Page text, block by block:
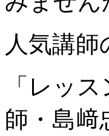
人気講
「レッ
師・島﨑